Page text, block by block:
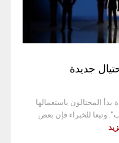
جديدة
المحتالون باستعمالها
وتبعا للخبراء فإن بعض